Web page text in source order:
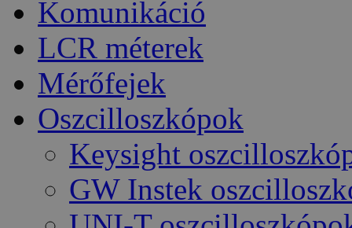
Komunikáció
LCR méterek
Mérőfejek
Oszcilloszkópok
Keysight
GW Instek